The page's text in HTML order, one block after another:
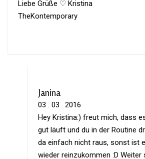
Liebe Grüße ♡ Kristina
The­Kon­tem­po­rary
Janina
03 . 03 . 2016
Hey Kris­tina:) freut mich, dass
gut läuft und du in der Rou­tine
da ein­fach nicht raus, sonst ist
wieder rein­zu­kommen :D Weiter